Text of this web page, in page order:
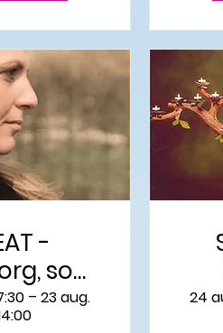
-
som
– 23 aug.
24